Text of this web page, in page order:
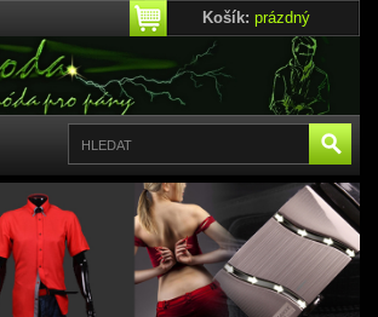
Košík: prázdný